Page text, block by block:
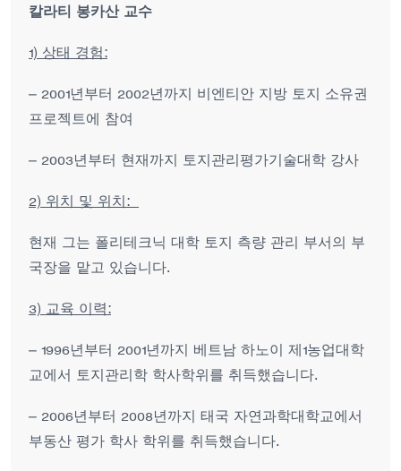
칼라티 봉카산 교수
1) 상태 경험:
– 2001년부터 2002년까지 비엔티안 지방 토지 소유권
프로젝트에 참여
– 2003년부터 현재까지 토지관리평가기술대학 강사
2) 위치 및 위치:
현재 그는 폴리테크닉 대학 토지 측량 관리 부서의 부
국장을 맡고 있습니다.
3) 교육 이력:
– 1996년부터 2001년까지 베트남 하노이 제1농업대학
교에서 토지관리학 학사학위를 취득했습니다.
– 2006년부터 2008년까지 태국 자연과학대학교에서
부동산 평가 학사 학위를 취득했습니다.